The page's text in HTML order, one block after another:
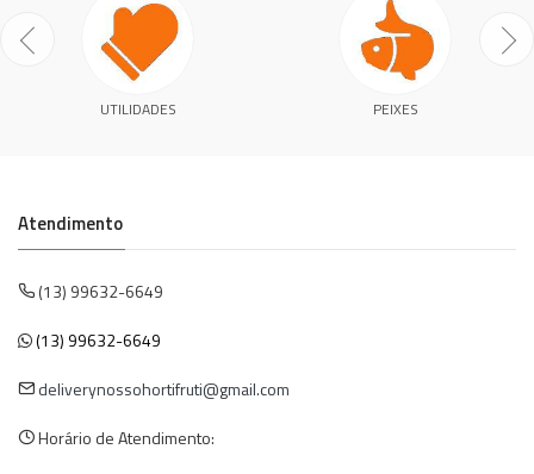
UTILIDADES PEIXES
Atendimento
(13) 99632-6649
(13) 99632-6649
deliverynossohortifruti@gmail.com
Horário de Atendimento: